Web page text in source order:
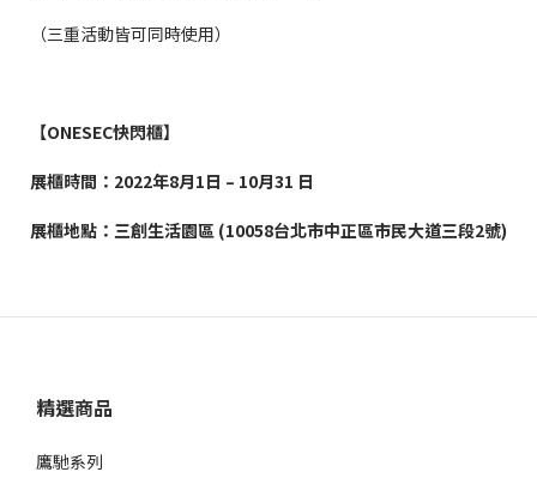
（三重活動皆可同時使用）
【ONESEC快閃櫃】
展櫃時間： 2022年8月1日 – 10月31 日
展櫃地點：三創生活園區 (10058台北市中正區市民大道三段2號)
精選商品
鷹馳系列